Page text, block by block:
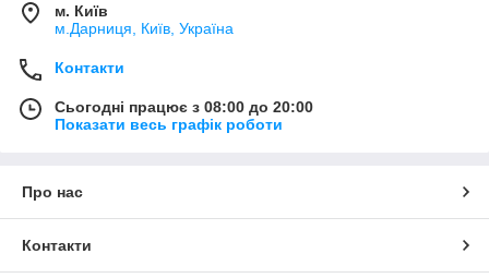
м. Київ
м.Дарниця, Київ, Україна
Контакти
Сьогодні працює з 08:00 до 20:00
Показати весь графік роботи
Про нас
Контакти